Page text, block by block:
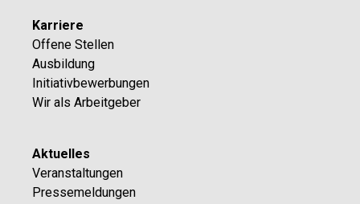
Karriere
Offene Stellen
Ausbildung
Initiativbewerbungen
Wir als Arbeitgeber
Aktuelles
Veranstaltungen
Pressemeldungen